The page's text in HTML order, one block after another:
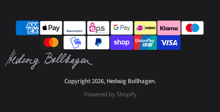
Copyright 2026, Hedwig Bollhagen.
Powered by Shopify